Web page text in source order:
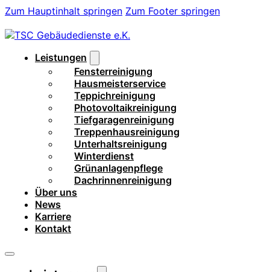
Zum Hauptinhalt springen Zum Footer springen
Leistungen
Fensterreinigung
Hausmeisterservice
Teppichreinigung
Photovoltaikreinigung
Tiefgaragenreinigung
Treppenhausreinigung
Unterhaltsreinigung
Winterdienst
Grünanlagenpflege
Dachrinnenreinigung
Über uns
News
Karriere
Kontakt